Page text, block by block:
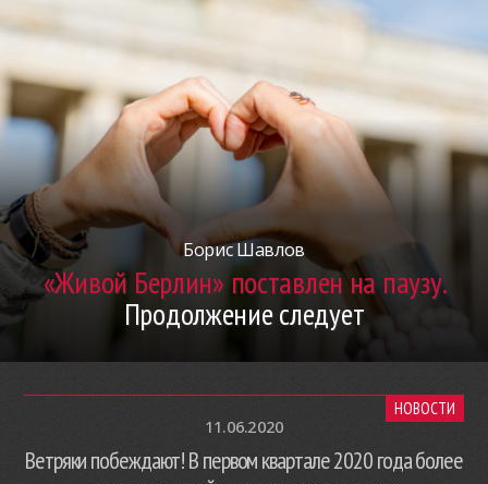
Борис Шавлов
«Живой Берлин» поставлен на паузу.
Продолжение следует
НОВОСТИ
11.06.2020
Ветряки побеждают! В первом квартале 2020 года более